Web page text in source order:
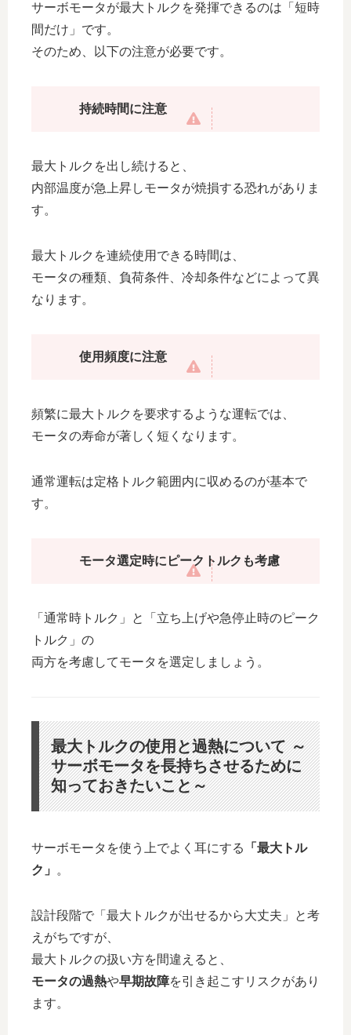
サーボモータが最大トルクを発揮できるのは「短時
間だけ」です。
そのため、以下の注意が必要です。
持続時間に注意
最大トルクを出し続けると、
内部温度が急上昇しモータが焼損する恐れがありま
す。
最大トルクを連続使用できる時間は、
モータの種類、負荷条件、冷却条件などによって異
なります。
使用頻度に注意
頻繁に最大トルクを要求するような運転では、
モータの寿命が著しく短くなります。
通常運転は定格トルク範囲内に収めるのが基本で
す。
モータ選定時にピークトルクも考慮
「通常時トルク」と「立ち上げや急停止時のピーク
トルク」の
両方を考慮してモータを選定しましょう。
最大トルクの使用と過熱について ～
サーボモータを長持ちさせるために
知っておきたいこと～
サーボモータを使う上でよく耳にする
「最大トル
ク」
。
設計段階で「最大トルクが出せるから大丈夫」と考
えがちですが、
最大トルクの扱い方を間違えると、
モータの過熱や早期故障を引き起こすリスクがあり
ます。